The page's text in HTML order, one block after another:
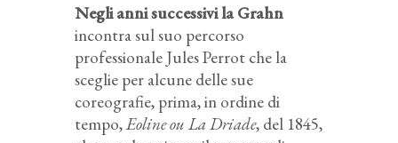
Negli anni successivi la Grahn
incontra sul suo percorso
professionale Jules Perrot che la
sceglie per alcune delle sue
coreografie, prima, in ordine di
tempo,Eoline ou La Driade, del 1845,